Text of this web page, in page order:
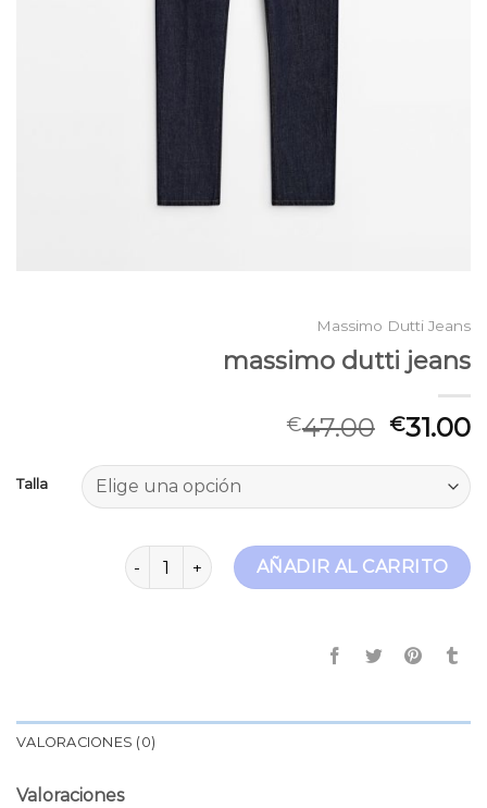
Massimo Dutti Jeans
massimo dutti jeans
€47.00 €31.00
Talla
massimo dutti jeans cantidadAÑADIR AL CARRITO
VALORACIONES (0)
Valoraciones